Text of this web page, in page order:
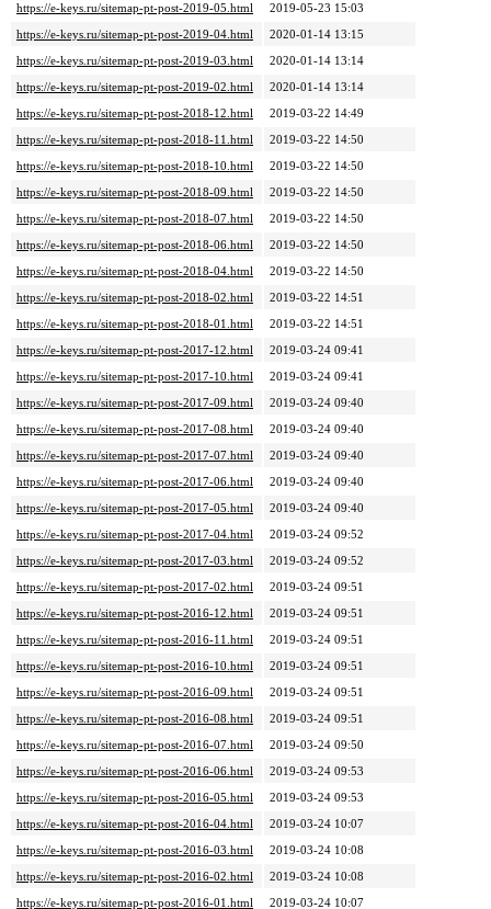
https://e-keys.ru/sitemap-pt-post-2019-05.html
2019-05-23 15:03
https://e-keys.ru/sitemap-pt-post-2019-04.html
2020-01-14 13:15
https://e-keys.ru/sitemap-pt-post-2019-03.html
2020-01-14 13:14
https://e-keys.ru/sitemap-pt-post-2019-02.html
2020-01-14 13:14
https://e-keys.ru/sitemap-pt-post-2018-12.html
2019-03-22 14:49
https://e-keys.ru/sitemap-pt-post-2018-11.html
2019-03-22 14:50
https://e-keys.ru/sitemap-pt-post-2018-10.html
2019-03-22 14:50
https://e-keys.ru/sitemap-pt-post-2018-09.html
2019-03-22 14:50
https://e-keys.ru/sitemap-pt-post-2018-07.html
2019-03-22 14:50
https://e-keys.ru/sitemap-pt-post-2018-06.html
2019-03-22 14:50
https://e-keys.ru/sitemap-pt-post-2018-04.html
2019-03-22 14:50
https://e-keys.ru/sitemap-pt-post-2018-02.html
2019-03-22 14:51
https://e-keys.ru/sitemap-pt-post-2018-01.html
2019-03-22 14:51
https://e-keys.ru/sitemap-pt-post-2017-12.html
2019-03-24 09:41
https://e-keys.ru/sitemap-pt-post-2017-10.html
2019-03-24 09:41
https://e-keys.ru/sitemap-pt-post-2017-09.html
2019-03-24 09:40
https://e-keys.ru/sitemap-pt-post-2017-08.html
2019-03-24 09:40
https://e-keys.ru/sitemap-pt-post-2017-07.html
2019-03-24 09:40
https://e-keys.ru/sitemap-pt-post-2017-06.html
2019-03-24 09:40
https://e-keys.ru/sitemap-pt-post-2017-05.html
2019-03-24 09:40
https://e-keys.ru/sitemap-pt-post-2017-04.html
2019-03-24 09:52
https://e-keys.ru/sitemap-pt-post-2017-03.html
2019-03-24 09:52
https://e-keys.ru/sitemap-pt-post-2017-02.html
2019-03-24 09:51
https://e-keys.ru/sitemap-pt-post-2016-12.html
2019-03-24 09:51
https://e-keys.ru/sitemap-pt-post-2016-11.html
2019-03-24 09:51
https://e-keys.ru/sitemap-pt-post-2016-10.html
2019-03-24 09:51
https://e-keys.ru/sitemap-pt-post-2016-09.html
2019-03-24 09:51
https://e-keys.ru/sitemap-pt-post-2016-08.html
2019-03-24 09:51
https://e-keys.ru/sitemap-pt-post-2016-07.html
2019-03-24 09:50
https://e-keys.ru/sitemap-pt-post-2016-06.html
2019-03-24 09:53
https://e-keys.ru/sitemap-pt-post-2016-05.html
2019-03-24 09:53
https://e-keys.ru/sitemap-pt-post-2016-04.html
2019-03-24 10:07
https://e-keys.ru/sitemap-pt-post-2016-03.html
2019-03-24 10:08
https://e-keys.ru/sitemap-pt-post-2016-02.html
2019-03-24 10:08
https://e-keys.ru/sitemap-pt-post-2016-01.html
2019-03-24 10:07